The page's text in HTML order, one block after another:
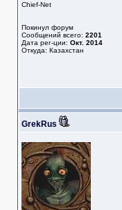
Chief-Net
Покинул форум
Сообщений всего: 2201
Дата рег-ции: Окт. 2014
Откуда: Казахстан
GrekRus